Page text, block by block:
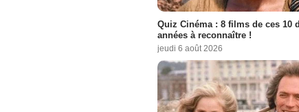
Quiz Cinéma : 8 films de ces 10
années à reconnaître !
jeudi 6 août 2026